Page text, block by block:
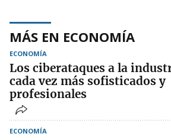
MÁS EN ECONOMÍA
ECONOMÍA
Los ciberataques a la
cada vez más sofisticados y
profesionales
ECONOMÍA